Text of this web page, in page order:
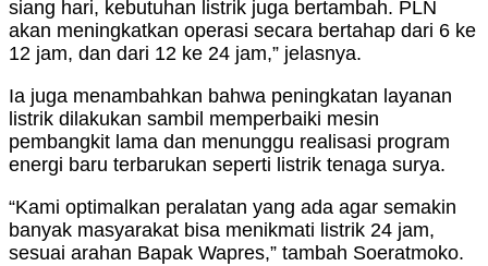
siang hari, kebutuhan listrik juga bertambah. PLN
akan meningkatkan operasi secara bertahap dari 6 ke
12 jam, dan dari 12 ke 24 jam,” jelasnya.
Ia juga menambahkan bahwa peningkatan layanan
listrik dilakukan sambil memperbaiki mesin
pembangkit lama dan menunggu realisasi program
energi baru terbarukan seperti listrik tenaga surya.
“Kami optimalkan peralatan yang ada agar semakin
banyak masyarakat bisa menikmati listrik 24 jam,
sesuai arahan Bapak Wapres,” tambah Soeratmoko.